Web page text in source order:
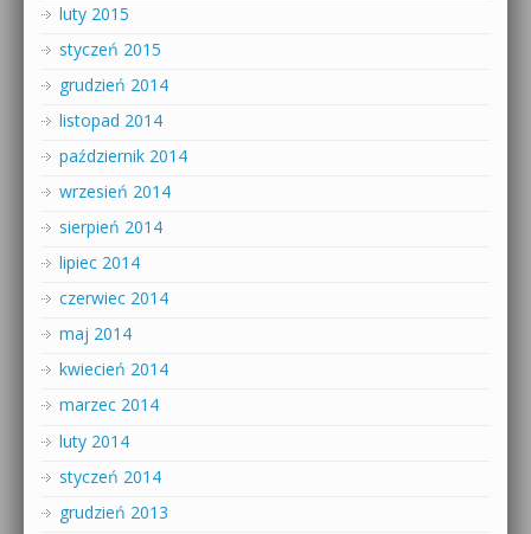
luty 2015
styczeń 2015
grudzień 2014
listopad 2014
październik 2014
wrzesień 2014
sierpień 2014
lipiec 2014
czerwiec 2014
maj 2014
kwiecień 2014
marzec 2014
luty 2014
styczeń 2014
grudzień 2013